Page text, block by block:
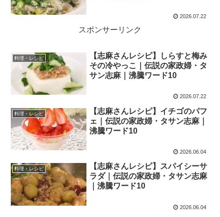
2026.07.22
スポンサーリンク
料理・レシピ
【志麻さんレシピ】しらすと梅み
その冷やっこ｜伝説の家政婦・タ
サン志麻｜沸騰ワード10
2026.07.22
料理・レシピ
【志麻さんレシピ】イチゴのパフ
ェ｜伝説の家政婦・タサン志麻｜
沸騰ワード10
2026.06.04
料理・レシピ
【志麻さんレシピ】スパイシーサ
ラダ｜伝説の家政婦・タサン志麻
｜沸騰ワード10
2026.06.04